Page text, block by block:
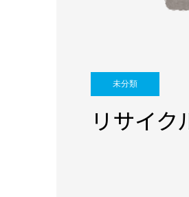
未分類
リサイク